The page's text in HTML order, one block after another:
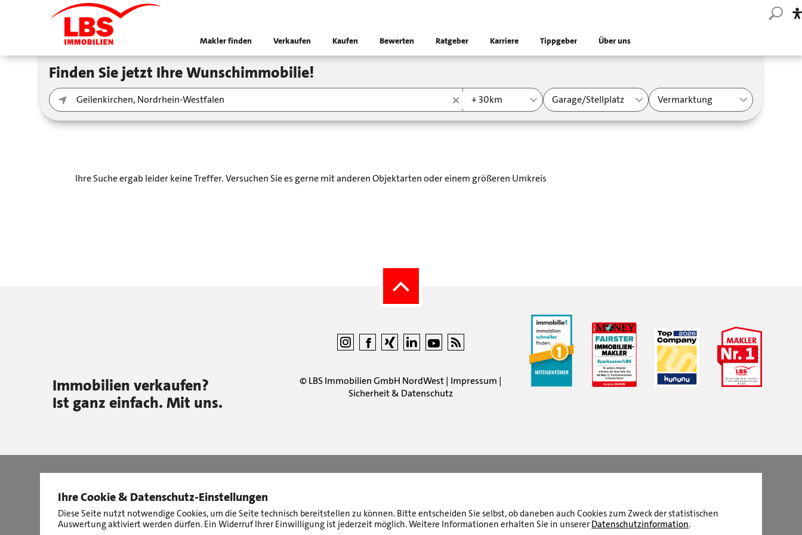
Makler finden Verkaufen Kaufen Bewerten Ratgeber Karriere Tippgeber Über uns
Finden Sie jetzt Ihre Wunschimmobilie!
+ 30km Garage/Stellplatz Vermarktung
Ihre Suche ergab leider keine Treffer. Versuchen Sie es gerne mit anderen Objektarten oder einem größeren Umkreis
Immobilien verkaufen?
Ist ganz einfach. Mit uns.
©LBS Immobilien GmbH NordWest| Impressum |
Sicherheit & Datenschutz
Ihre Cookie & Datenschutz-Einstellungen
Diese Seite nutzt notwendige Cookies, um die Seite technisch bereitstellen zu können. Bitte entscheiden Sie selbst, ob daneben auch Cookies zum Zweck der statistischen
Auswertung aktiviert werden dürfen. Ein Widerruf Ihrer Einwilligung ist jederzeit möglich. Weitere Informationen erhalten Sie in unserer Datenschutzinformation.